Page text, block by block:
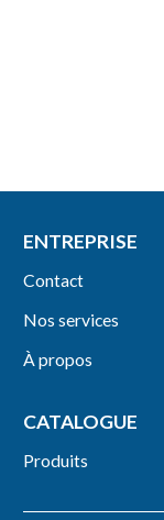
ENTREPRISE
Contact
Nos services
À propos
CATALOGUE
Produits